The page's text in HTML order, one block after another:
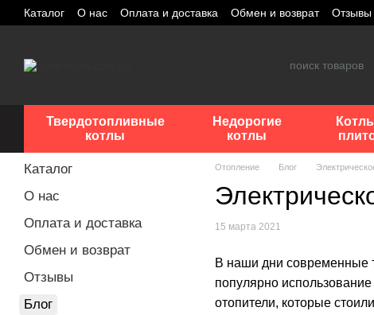
Перейти к основному контенту
Каталог О нас Оплата и доставка Обмен и возврат Отзывы
Твердотопливные
котлы
Недорогие
котлы
Отопление Блог
15 марта 2021
В наши дни современные
популярно
отопители, которые
Каталог
О нас
Оплата и доставка
Обмен и возврат
Отзывы
Блог